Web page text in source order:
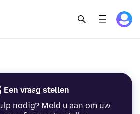
Een vraag stellen
nodig? Meld u aan om uw